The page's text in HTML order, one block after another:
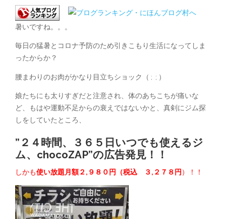
暑いですね。。。
毎日の猛暑とコロナ予防のため引きこもり生活になってしま
ったからか？
腰まわりのお肉がかなり目立ちショック（ ; ; ）
娘たちにも太りすぎだと注意され、体のあちこちが痛いな
ど、もはや運動不足からの衰えではないかと、真剣にジム探
しをしていたところ、
”２４時間、３６５日いつでも使えるジ
ム、chocoZAP”の広告発見！！
しかも使い放題月額２,９８０円（税込 ３,２７ ８円 ）！！